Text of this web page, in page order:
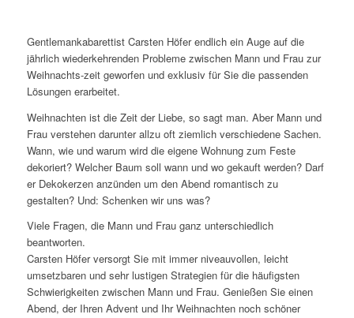
Gentlemankabarettist Carsten Höfer endlich ein Auge auf die
jährlich wiederkehrenden Probleme zwischen Mann und Frau zur
Weihnachts-zeit geworfen und exklusiv für Sie die passenden
Lösungen erarbeitet.
Weihnachten ist die Zeit der Liebe, so sagt man. Aber Mann und
Frau verstehen darunter allzu oft ziemlich verschiedene Sachen.
Wann, wie und warum wird die eigene Wohnung zum Feste
dekoriert? Welcher Baum soll wann und wo gekauft werden? Darf
er Dekokerzen anzünden um den Abend romantisch zu
gestalten? Und: Schenken wir uns was?
Viele Fragen, die Mann und Frau ganz unterschiedlich
beantworten.
Carsten Höfer versorgt Sie mit immer niveauvollen, leicht
umsetzbaren und sehr lustigen Strategien für die häufigsten
Schwierigkeiten zwischen Mann und Frau. Genießen Sie einen
Abend, der Ihren Advent und Ihr Weihnachten noch schöner